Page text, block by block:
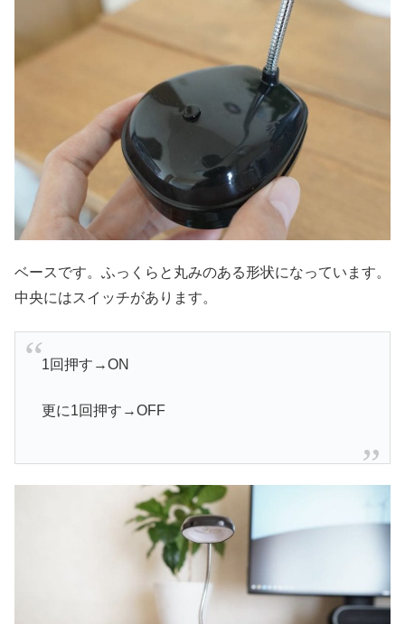
ベースです。ふっくらと丸みのある形状になっています。
中央にはスイッチがあります。
1回押す→ON
更に1回押す→OFF